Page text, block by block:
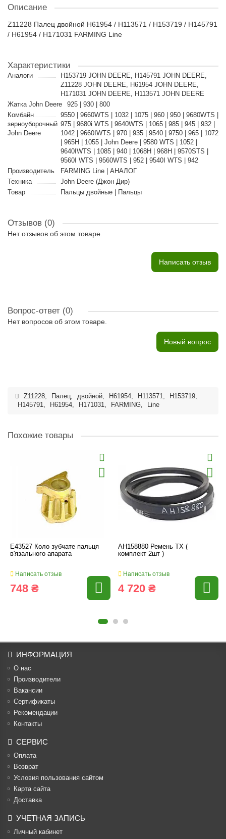
Описание
Z11228 Палец двойной H61954 / H113571 / H153719 / H145791
/ H61954 / H171031 FARMING Line
Характеристики
Аналоги
H153719 JOHN DEERE, H145791 JOHN DEERE,
Z11228 JOHN DEERE, H61954 JOHN DEERE,
H171031 JOHN DEERE, H113571 JOHN DEERE
Жатка John Deere
925 | 930 | 800
Комбайн
зерноуборочный
John Deere
9550 | 9660WTS | 1032 | 1075 | 960 | 950 | 9680WTS |
975 | 9680i WTS | 9640WTS | 1065 | 985 | 945 | 932 |
1042 | 9660IWTS | 970 | 935 | 9540 | 9750 | 965 | 1072
| 965H | 1055 | John Deere | 9580 WTS | 1052 |
9640IWTS | 1085 | 940 | 1068H | 968H | 9570STS |
9560I WTS | 9560WTS | 952 | 9540I WTS | 942
Производитель
FARMING Line | АНАЛОГ
Техника
John Deere (Джон Дир)
Товар
Пальцы двойные | Пальцы
Отзывов (0)
Нет отзывов об этом товаре.
Написать отзыв
Вопрос-ответ (0)
Нет вопросов об этом товаре.
Новый вопрос
Z11228, Палец, двойной, H61954, H113571, H153719,
H145791, H61954, H171031, FARMING, Line
Похожие товары
E43527 Коло зубчате пальця
в'язального апарата
Написать отзыв
748 ₴
AH158880 Ремень TX (
комплект 2шт )
Написать отзыв
4 720 ₴
ИНФОРМАЦИЯ
О нас
Производители
Вакансии
Cертификаты
Рекомендации
Контакты
СЕРВИС
Оплата
Возврат
Условия пользования сайтом
Карта сайта
Доставка
УЧЕТНАЯ ЗАПИСЬ
Личный кабинет